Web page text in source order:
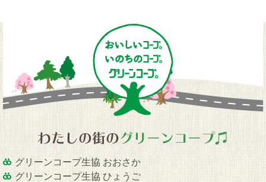
グリーンコープ生協 おおさか
グリーンコープ生協 ひょうご